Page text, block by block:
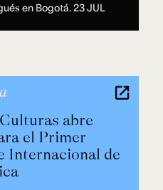
en Bogotá.23 JUL
abre
el Primer
Internacional de